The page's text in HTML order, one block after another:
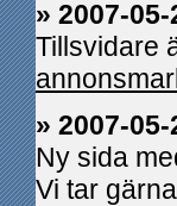
» 2007-05-
Tillsvidare
» 2007-05-
Ny sida
Vi tar